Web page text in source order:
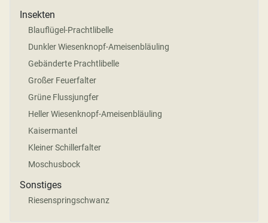
Insekten
Blauflügel-Prachtlibelle
Dunkler Wiesenknopf-Ameisenbläuling
Gebänderte Prachtlibelle
Großer Feuerfalter
Grüne Flussjungfer
Heller Wiesenknopf-Ameisenbläuling
Kaisermantel
Kleiner Schillerfalter
Moschusbock
Sonstiges
Riesenspringschwanz